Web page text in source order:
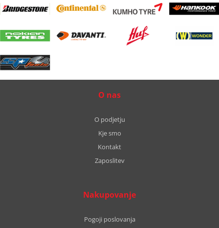
O nas
O podjetju
Kje smo
Kontakt
Zaposlitev
Nakupovanje
Pogoji poslovanja